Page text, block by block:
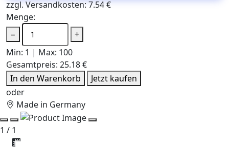
zzgl. Versandkosten: 7.54 €
Menge:
−
+
Min: 1 | Max: 100
Gesamtpreis: 25.18 €
In den Warenkorb
Jetzt kaufen
oder
Made in Germany
1 / 1